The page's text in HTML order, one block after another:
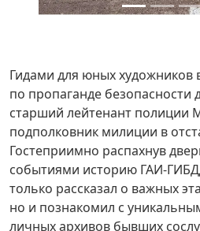
Гидами для юных художников
по пропаганде
старший лейтенант полиции
подполковник милиции в
Гостеприимно распахнув
событиями историю ГАИ-
только рассказал о важных
но и познакомил с
личных архивов бывших